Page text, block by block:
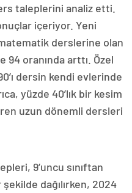
taleplerini analiz etti.
içeriyor. Yeni
derslerine olan
94 oranında arttı. Özel
dersin kendi evlerinde
yüzde 40’lık bir kesim
uzun dönemli dersleri
9’uncu sınıftan
şekilde dağılırken, 2024